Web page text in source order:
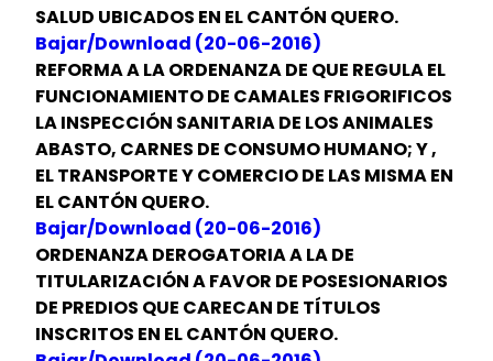
SALUD UBICADOS EN EL CANTÓN QUERO.
Bajar/Download (20-06-2016)
REFORMA A LA ORDENANZA DE QUE REGULA EL
FUNCIONAMIENTO DE CAMALES FRIGORIFICOS
LA INSPECCIÓN SANITARIA DE LOS ANIMALES
ABASTO, CARNES DE CONSUMO HUMANO; Y ,
EL TRANSPORTE Y COMERCIO DE LAS MISMA EN
EL CANTÓN QUERO.
Bajar/Download (20-06-2016)
ORDENANZA DEROGATORIA A LA DE
TITULARIZACIÓN A FAVOR DE POSESIONARIOS
DE PREDIOS QUE CARECAN DE TÍTULOS
INSCRITOS EN EL CANTÓN QUERO.